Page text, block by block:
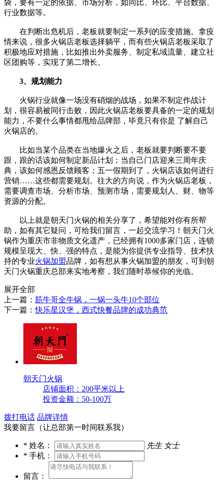
袋，要有一定的依据、市场分析，如同比、环比、平台数据、
行业数据等。
在判断出危机后，老板就要制定一系列的应变措施。拿疫
情来说，很多火锅店老板选择躺平，而有些火锅店老板采取了
积极地应对措施，比如推出外卖服务、制定私域流量、建立社
区团购等，实现了第二增长。
3、规划能力
火锅行业就像一场没有硝烟的战场，如果不制定作战计
划，很容易被同行击败，因此火锅店老板要具备的一定的规划
能力，不要什么事情都甩给品牌部，毕竟只有你是 了解自己
火锅店的。
比如当某个品类在当地爆火之后，老板就要判断要不要
跟，跟的话该如何制定新品计划；当自己门店迎来三周年庆
典，该如何感恩反馈顾客；五一假期到了，火锅店该如何进行
营销……这些都需要规划。往大的方向说，作为火锅店老板，
需要调查市场、分析市场、预测市场，需要规划人、财、物等
资源的分配。
以上就是朝天门火锅的相关分享了，希望能对你有所帮
助，如有其它疑问，可给我们留言，一起交流学习！朝天门火
锅作为重庆市非物质文化遗产，已经拥有1000多家门店，连锁
规模呈现大、快、强的特点，是能为你提供专业指导、技术扶
持的专业火锅加盟品牌，如有想从事火锅加盟的朋友，可到朝
天门火锅重庆总部来实地考察，我们随时恭候你的光临。
展开全部
上一篇： 筋牛哥全牛锅，一锅一头牛10个部位
下一篇：快乐星汉堡，西式快餐品牌的成功典范
朝天门火锅
店铺面积：200平米以上
投资金额：50-100万
拨打电话 品牌详情
我要留言（让总部第一时间联系我）
* 姓名： 先生 女士
* 手机：
留言：